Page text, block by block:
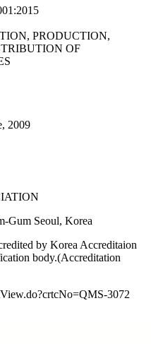
PRODUCTION,
OF
2009
Gum Seoul, Korea
by Korea Accreditaion
body.(Accreditation
3072